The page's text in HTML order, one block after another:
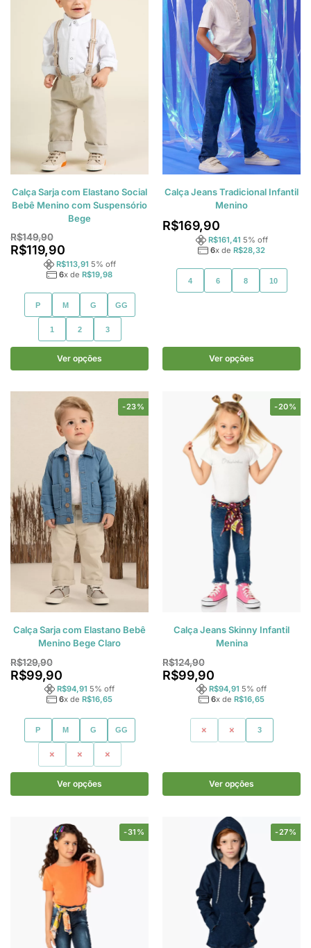
Calça Sarja com Elastano Social
Bebê Menino com Suspensório
Bege
R$149,90
R$119,90
R$113,91 5% off
6x de R$19,98
P M G GG
1 2 3
Ver opções
Calça Jeans Tradicional Infantil
Menino
R$169,90
R$161,41 5% off
6x de R$28,32
4 6 8 10
Ver opções
-23%
Calça Sarja com Elastano Bebê
Menino Bege Claro
R$129,90
R$99,90
R$94,91 5% off
6x de R$16,65
P M G GG
1 2 3
Ver opções
-20%
Calça Jeans Skinny Infantil
Menina
R$124,90
R$99,90
R$94,91 5% off
6x de R$16,65
1 2 3
Ver opções
-31% -27%